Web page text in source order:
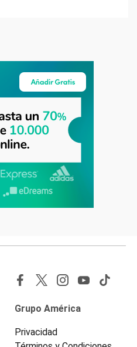
Grupo América
Privacidad